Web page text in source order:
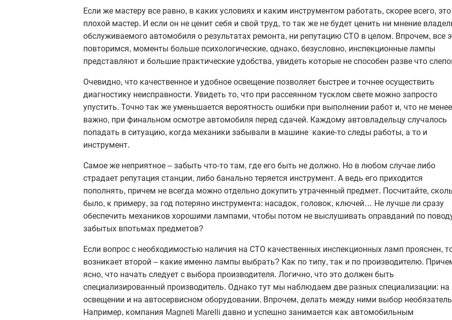
Если же мастеру все равно, в каких условиях и каким инструментом работать, скорее всего, это
плохой мастер. И если он не ценит себя и свой труд, то так же не будет ценить ни мнение
обслуживаемого автомобиля о результатах ремонта, ни репутацию СТО в целом. Впрочем, все
повторимся, моменты больше психологические, однако, безусловно, инспекционные лампы
представляют и большие практические удобства, увидеть которые не способен разве что
Очевидно, что качественное и удобное освещение позволяет быстрее и точнее осуществить
диагностику неисправности. Увидеть то, что при рассеянном тусклом свете можно запросто
упустить. Точно так же уменьшается вероятность ошибки при выполнении работ и, что не менее
важно, при финальном осмотре автомобиля перед сдачей. Каждому автовладельцу случалось
попадать в ситуацию, когда механики забывали в машине какие-то следы работы, а то и
инструмент.
Самое же неприятное – забыть что-то там, где его быть не должно. Но в любом случае либо
страдает репутация станции, либо банально теряется инструмент. А ведь его приходится
пополнять, причем не всегда можно отдельно докупить утраченный предмет. Посчитайте,
было, к примеру, за год потеряно инструмента: насадок, головок, ключей… Не лучше ли сразу
обеспечить механиков хорошими лампами, чтобы потом не выслушивать оправданий по
забытых впотьмах предметов?
Если вопрос с необходимостью наличия на СТО качественных инспекционных ламп прояснен,
возникает второй – какие именно лампы выбрать? Как по типу, так и по производителю.
ясно, что начать следует с выбора производителя. Логично, что это должен быть
специализированный производитель. Однако тут мы наблюдаем две разных специализации: на
освещении и на автосервисном оборудовании. Впрочем, делать между ними выбор
Например, компания Magneti Marelli давно и успешно занимается как автомобильным